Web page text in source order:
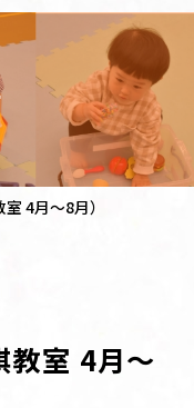
4月～8月）
教室 4月～